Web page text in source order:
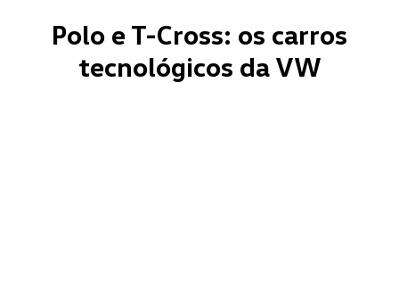
Polo e T-Cross: os carros
tecnológicos da VW